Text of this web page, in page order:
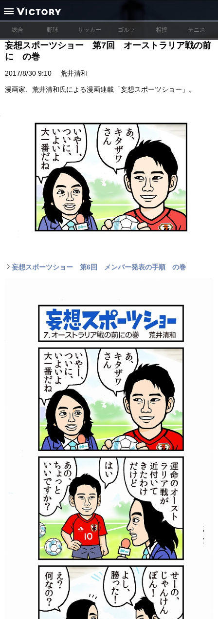
総合 野球 サッカー ゴルフ 相撲 テニス
妄想スポーツショー 第7回 オーストラリア戦の前
に の巻
2017/8/30 9:10 荒井清和
漫画家、荒井清和氏による漫画連載「妄想スポーツショー」。
妄想スポーツショー 第6回 メンバー発表の手順 の巻